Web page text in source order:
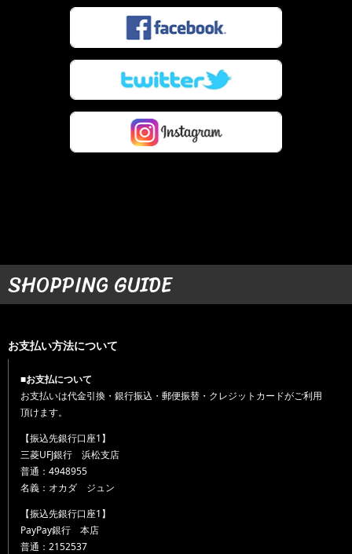
SHOPPING GUIDE
お支払い方法について
■お支払について
お支払いは代金引換・銀行振込・郵便振替・クレジットカードがご利用
頂けます。
【振込先銀行口座1】
三菱UFJ銀行 浜松支店
普通：4948955
名義：オカダ ジュン
【振込先銀行口座1】
PayPay銀行 本店
普通：2152537